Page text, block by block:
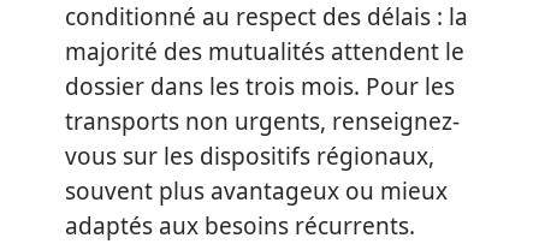
conditionné au respect des délais : la
majorité des mutualités attendent le
dossier dans les trois mois. Pour les
transports non urgents, renseignez-
vous sur les dispositifs régionaux,
souvent plus avantageux ou mieux
adaptés aux besoins récurrents.